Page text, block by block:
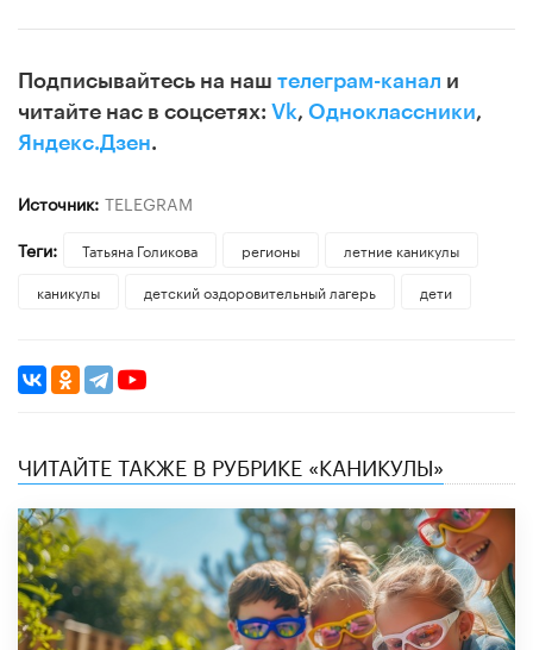
Подписывайтесь на наш телеграм-канал и
читайте нас в соцсетях: Vk, Одноклассники,
Яндекс.Дзен.
Источник: TELEGRAM
Теги:
​Татьяна Голикова регионы
летние каникулы
каникулы
детский оздоровительный лагерь дети
ЧИТАЙТЕ ТАКЖЕ В РУБРИКЕ «КАНИКУЛЫ»